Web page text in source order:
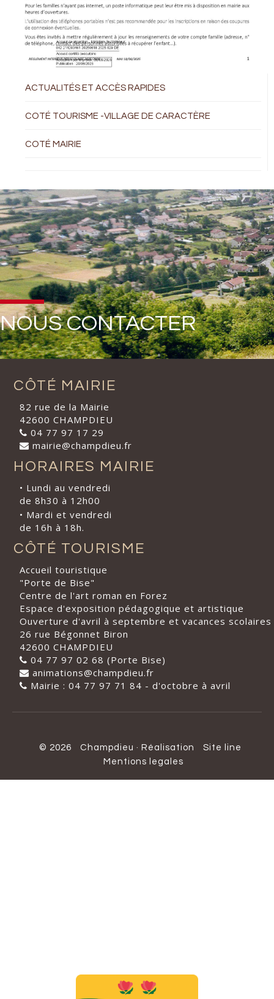
ACTUALITÉS ET ACCÈS RAPIDES
COTÉ TOURISME -VILLAGE DE CARACTÈRE
COTÉ MAIRIE
NOUS CONTACTER
CÔTÉ MAIRIE
82 rue de la Mairie
42600 CHAMPDIEU
04 77 97 17 29
mairie@champdieu.fr
HORAIRES MAIRIE
• Lundi au vendredi
de 8h30 à 12h00
• Mardi et vendredi
de 16h à 18h.
CÔTÉ TOURISME
Accueil touristique
"Porte de Bise"
Centre de l'art roman en Forez
Espace d'exposition pédagogique et artistique
Ouverture d'avril à septembre et vacances scolaires
26 rue Bégonnet Biron
42600 CHAMPDIEU
04 77 97 02 68 (Porte Bise)
animations@champdieu.fr
Mairie : 04 77 97 71 84 - d'octobre à avril
© 2026 Champdieu · Réalisation
Site line
Mentions legales